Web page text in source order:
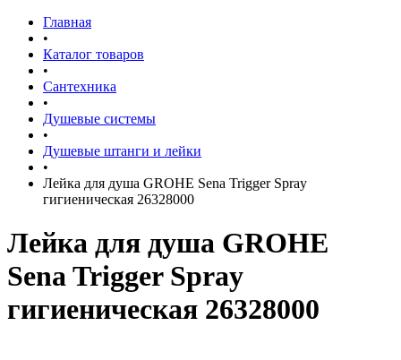
Главная
•
Каталог товаров
•
Сантехника
•
Душевые системы
•
Душевые штанги и лейки
•
Лейка для душа GROHE Sena Trigger Spray
гигиеническая 26328000
Лейка для душа GROHE
Sena Trigger Spray
гигиеническая 26328000